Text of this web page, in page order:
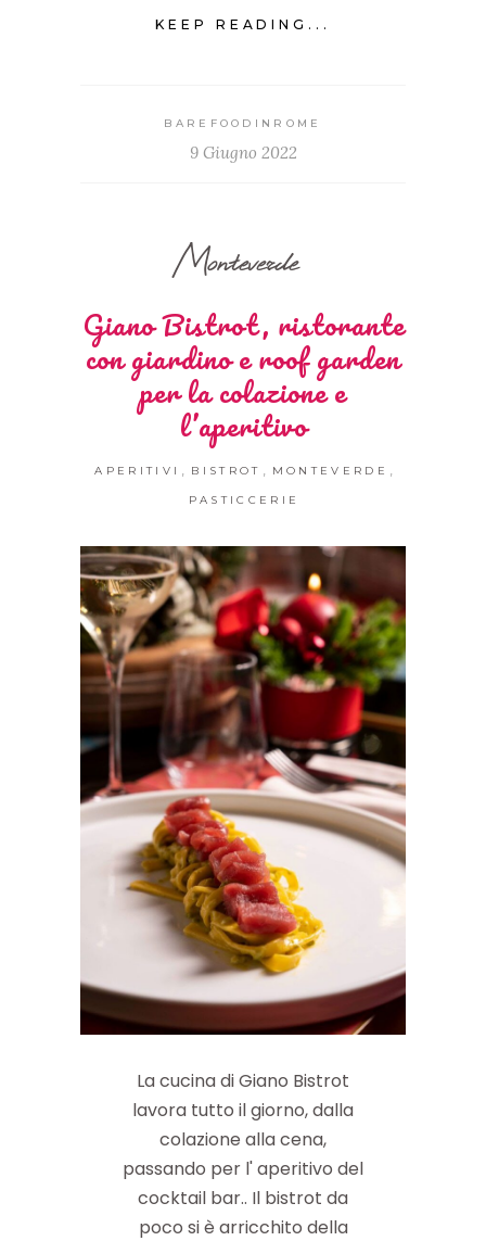
KEEP READING...
BAREFOODINROME
9 Giugno 2022
Monteverde
Giano Bistrot, ristorante
con giardino e roof garden
per la colazione e
l’aperitivo
APERITIVI BISTROT MONTEVERDE
PASTICCERIE
La cucina di Giano Bistrot
lavora tutto il giorno, dalla
colazione alla cena,
passando per l' aperitivo del
cocktail bar.. Il bistrot da
poco si è arricchito della